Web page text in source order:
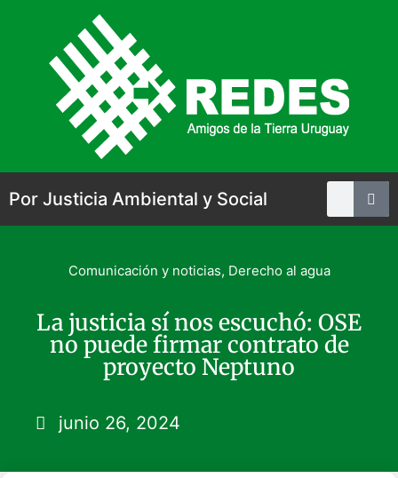
Por Justicia Ambiental y Social
Comunicación y noticias, Derecho al agua
La justicia sí nos escuchó: OSE
no puede firmar contrato de
proyecto Neptuno
junio 26, 2024